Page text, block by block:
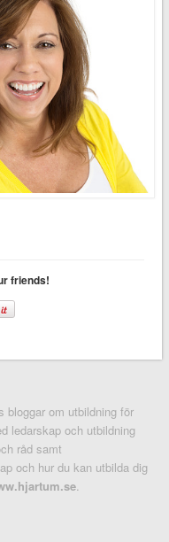
friends!
bloggar om utbildning för
ledarskap och utbildning
råd samt
och hur du kan utbilda dig
.